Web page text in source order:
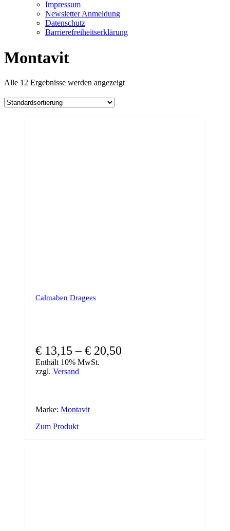
Impressum
Newsletter Anmeldung
Datenschutz
Barrierefreiheitserklärung
Montavit
Alle 12 Ergebnisse werden angezeigt
Calmaben Dragees
€ 13,15 –€ 20,50
Enthält 10% MwSt.
zzgl. Versand
Marke: Montavit
Zum ProduktDieses